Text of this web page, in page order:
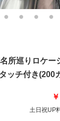
レス,ベール,グロー
アテンドスタッフ
ディングフォトプラ
在、 結婚式当日
ます！いつもとは違
所巡りロケー
ッチ付き(200
￥
土日祝UP